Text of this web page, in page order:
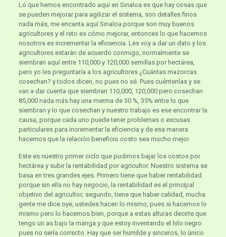
Lo que hemos encontrado aquí en Sinaloa es que hay cosas que
se pueden mejorar para agilizar el sistema, son detalles finos
nada más, me encanta aquí Sinaloa porque son muy buenos
agricultores y el reto es cómo mejorar, entonces lo que hacemos
nosotros es incrementar la eficiencia. Les voy a dar un dato y los
agricultores estarán de acuerdo conmigo, normalmente se
siembran aquí entre 110,000 y 120,000 semillas por hectárea,
pero yo les preguntaría a los agricultores ¿Cuántas mazorcas
cosechan? y todos dicen, no pues no sé. Pues cuéntenlas y se
van a dar cuenta que siembran 110,000, 120,000 pero cosechan
85,000 nada más hay una merma de 30 %, 35% entre lo que
siembran y lo que cosechan y nuestro trabajo es ese encontrar la
causa, porque cada uno puede tener problemas o excusas
particulares para incrementar la eficiencia y de esa manera
hacemos que la relación beneficio costo sea mucho mejor.
Este es nuestro primer ciclo que pudimos bajar los costos por
hectárea y subir la rentabilidad por agricultor. Nuestro sistema se
basa en tres grandes ejes. Primero tiene que haber rentabilidad
porque sin ella no hay negocio, la rentabilidad es el principal
objetivo del agricultor; segundo, tiene que haber calidad, mucha
gente me dice oye, ustedes hacen lo mismo, pues si hacemos lo
mismo pero lo hacemos bien, porque a estas alturas decirte que
tengo un as bajo la manga y que estoy inventando el hilo negro
pues no sería correcto. Hay que ser humilde y sinceros, lo único